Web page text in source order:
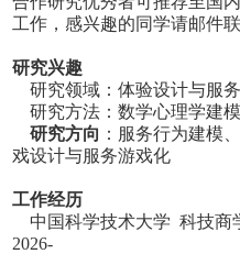
工作，感兴趣的同学请邮件联
研究兴趣
研究领域：体验设计与服
研究方法：数学心理学建
研究方向 ：服务行为建模
戏设计与服务游戏化
工作经历
中国科学技术大学 科
2026-